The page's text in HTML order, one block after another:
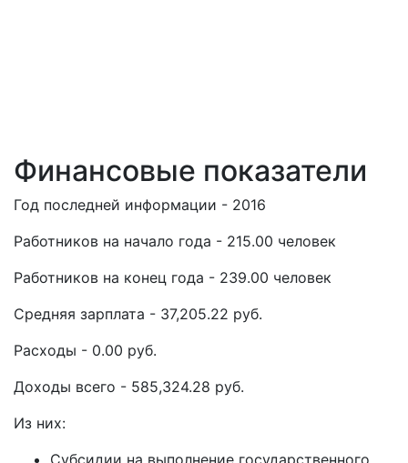
Финансовые показатели
Год последней информации - 2016
Работников на начало года - 215.00 человек
Работников на конец года - 239.00 человек
Средняя зарплата - 37,205.22 руб.
Расходы - 0.00 руб.
Доходы всего - 585,324.28 руб.
Из них:
Субсидии на выполнение государственного